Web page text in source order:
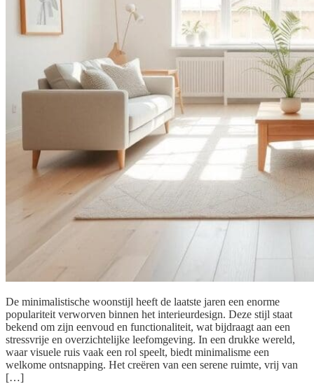
De minimalistische woonstijl heeft de laatste jaren een enorme
populariteit verworven binnen het interieurdesign. Deze stijl staat
bekend om zijn eenvoud en functionaliteit, wat bijdraagt aan een
stressvrije en overzichtelijke leefomgeving. In een drukke wereld,
waar visuele ruis vaak een rol speelt, biedt minimalisme een
welkome ontsnapping. Het creëren van een serene ruimte, vrij van
[…]